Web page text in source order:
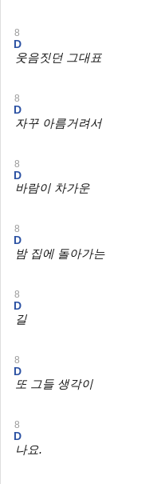
D
8
웃음짓던 그대표
D
8
자꾸 아름거려서
D
8
바람이 차가운
D
8
밤 집에 돌아가는
D
8
길
D
8
또 그들 생각이
D
8
나요.